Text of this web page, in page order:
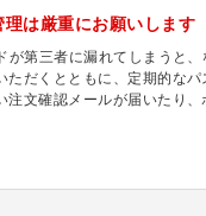
は厳重にお願いします
第三者に漏れてしまうと
ただくとともに、定期的な
注文確認メールが届いたり